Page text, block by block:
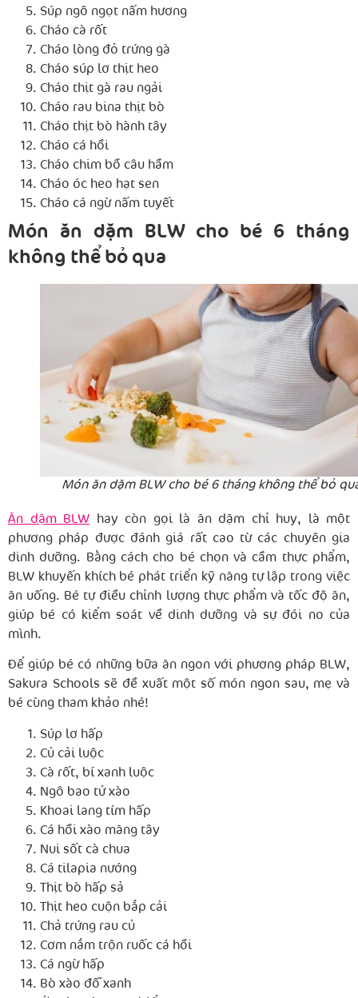
Súp ngô ngọt nấm hương
Cháo cà rốt
Cháo lòng đỏ trứng gà
Cháo súp lơ thịt heo
Cháo thịt gà rau ngải
Cháo rau bina thịt bò
Cháo thịt bò hành tây
Cháo cá hồi
Cháo chim bồ câu hầm
Cháo óc heo hạt sen
Cháo cá ngừ nấm tuyết
Món ăn dặm BLW cho bé 6 tháng
không thể bỏ qua
Món ăn dặm BLW cho bé 6 tháng không thể bỏ
Ăn dặm BLW hay còn gọi là ăn dặm chỉ huy, là một
phương pháp được đánh giá rất cao từ các chuyên gia
dinh dưỡng. Bằng cách cho bé chọn và cầm thực phẩm,
BLW khuyến khích bé phát triển kỹ năng tự lập trong việc
ăn uống. Bé tự điều chỉnh lượng thực phẩm và tốc độ ăn,
giúp bé có kiểm soát về dinh dưỡng và sự đói no của
mình.
Để giúp bé có những bữa ăn ngon với phương pháp BLW,
Sakura Schools sẽ đề xuất một số món ngon sau, mẹ và
bé cùng tham khảo nhé!
Súp lơ hấp
Củ cải luộc
Cà rốt, bí xanh luộc
Ngô bao tử xào
Khoai lang tím hấp
Cá hồi xào măng tây
Nui sốt cà chua
Cá tilapia nướng
Thịt bò hấp sả
Thịt heo cuộn bắp cải
Chả trứng rau củ
Cơm nắm trộn ruốc cá hồi
Cá ngừ hấp
Bò xào đỗ xanh